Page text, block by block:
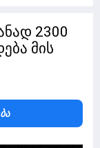
2300
მის